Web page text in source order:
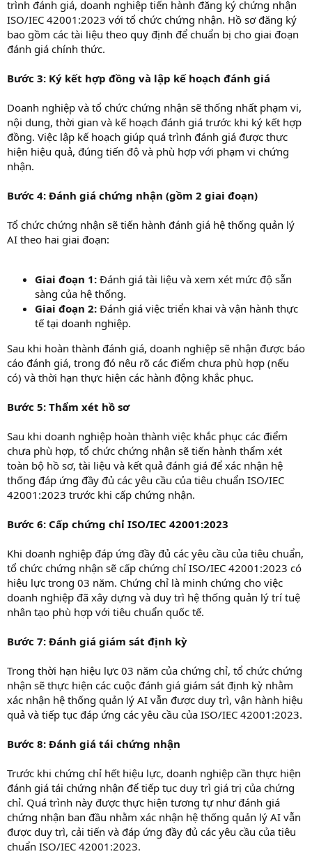
trình đánh giá, doanh nghiệp tiến hành đăng ký chứng nhận
ISO/IEC 42001:2023 với tổ chức chứng nhận. Hồ sơ đăng ký
bao gồm các tài liệu theo quy định để chuẩn bị cho giai đoạn
đánh giá chính thức.
Bước 3: Ký kết hợp đồng và lập kế hoạch đánh giá
Doanh nghiệp và tổ chức chứng nhận sẽ thống nhất phạm vi,
nội dung, thời gian và kế hoạch đánh giá trước khi ký kết hợp
đồng. Việc lập kế hoạch giúp quá trình đánh giá được thực
hiện hiệu quả, đúng tiến độ và phù hợp với phạm vi chứng
nhận.
Bước 4: Đánh giá chứng nhận (gồm 2 giai đoạn)
Tổ chức chứng nhận sẽ tiến hành đánh giá hệ thống quản lý
AI theo hai giai đoạn:
Giai đoạn 1: Đánh giá tài liệu và xem xét mức độ sẵn
sàng của hệ thống.
Giai đoạn 2: Đánh giá việc triển khai và vận hành thực
tế tại doanh nghiệp.
Sau khi hoàn thành đánh giá, doanh nghiệp sẽ nhận được báo
cáo đánh giá, trong đó nêu rõ các điểm chưa phù hợp (nếu
có) và thời hạn thực hiện các hành động khắc phục.
Bước 5: Thẩm xét hồ sơ
Sau khi doanh nghiệp hoàn thành việc khắc phục các điểm
chưa phù hợp, tổ chức chứng nhận sẽ tiến hành thẩm xét
toàn bộ hồ sơ, tài liệu và kết quả đánh giá để xác nhận hệ
thống đáp ứng đầy đủ các yêu cầu của tiêu chuẩn ISO/IEC
42001:2023 trước khi cấp chứng nhận.
Bước 6: Cấp chứng chỉ ISO/IEC 42001:2023
Khi doanh nghiệp đáp ứng đầy đủ các yêu cầu của tiêu chuẩn,
tổ chức chứng nhận sẽ cấp chứng chỉ ISO/IEC 42001:2023 có
hiệu lực trong 03 năm. Chứng chỉ là minh chứng cho việc
doanh nghiệp đã xây dựng và duy trì hệ thống quản lý trí tuệ
nhân tạo phù hợp với tiêu chuẩn quốc tế.
Bước 7: Đánh giá giám sát định kỳ
Trong thời hạn hiệu lực 03 năm của chứng chỉ, tổ chức chứng
nhận sẽ thực hiện các cuộc đánh giá giám sát định kỳ nhằm
xác nhận hệ thống quản lý AI vẫn được duy trì, vận hành hiệu
quả và tiếp tục đáp ứng các yêu cầu của ISO/IEC 42001:2023.
Bước 8: Đánh giá tái chứng nhận
Trước khi chứng chỉ hết hiệu lực, doanh nghiệp cần thực hiện
đánh giá tái chứng nhận để tiếp tục duy trì giá trị của chứng
chỉ. Quá trình này được thực hiện tương tự như đánh giá
chứng nhận ban đầu nhằm xác nhận hệ thống quản lý AI vẫn
được duy trì, cải tiến và đáp ứng đầy đủ các yêu cầu của tiêu
chuẩn ISO/IEC 42001:2023.